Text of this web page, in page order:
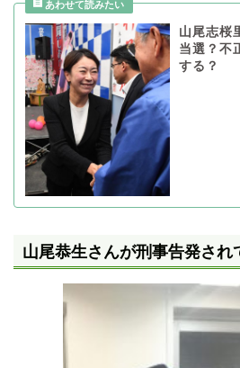
山尾志桜
当選？不
する？
山尾恭生さんが刑事告発され